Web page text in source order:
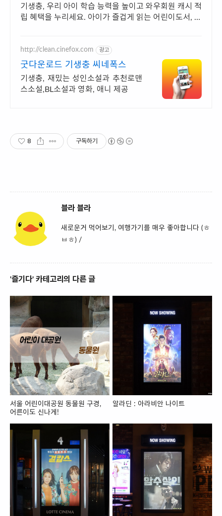
기생충, 우리 아이 학습 능력을 높이고 와우회원 캐시 적
립 혜택을 누리세요. 아이가 즐겁게 읽는 어린이도서, 흥
http://clean.cinefox.com 광고
굿다운로드 기생충 씨네폭스
기생충, 재밌는 성인소설과 추천로맨
스소설,BL소설과 영화, 애니 제공
8 구독하기
블라 블라
새로운거 먹어보기, 여행가기를 매우 좋아합니다 (ㅎ
ㅂㅎ) /
'즐기다' 카테고리의 다른 글
서울 어린이대공원 동물원 구경,
어른이도 신나게!
알라딘 : 아라비안 나이트